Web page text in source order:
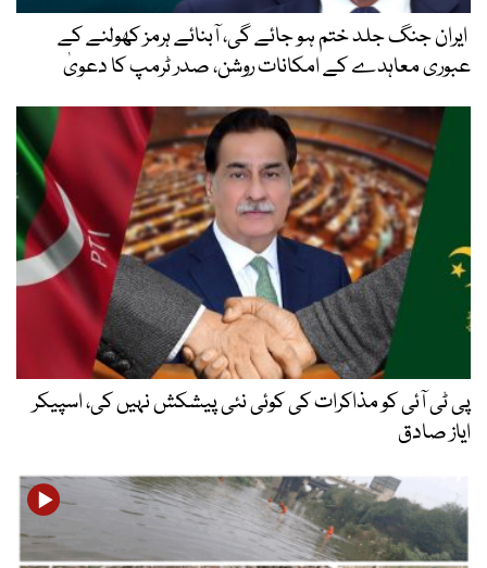
ایران جنگ جلد ختم ہو جائے گی، آبنائے ہرمز کھولنے کے
عبوری معاہدے کے امکانات روشن، صدر ٹرمپ کا دعویٰ
پی ٹی آئی کو مذاکرات کی کوئی نئی پیشکش نہیں کی، اسپیکر
ایاز صادق